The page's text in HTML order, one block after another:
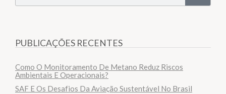
PUBLICAÇÕES RECENTES
Como O Monitoramento De Metano Reduz Riscos
Ambientais E Operacionais?
SAF E Os Desafios Da Aviação Sustentável No Brasil